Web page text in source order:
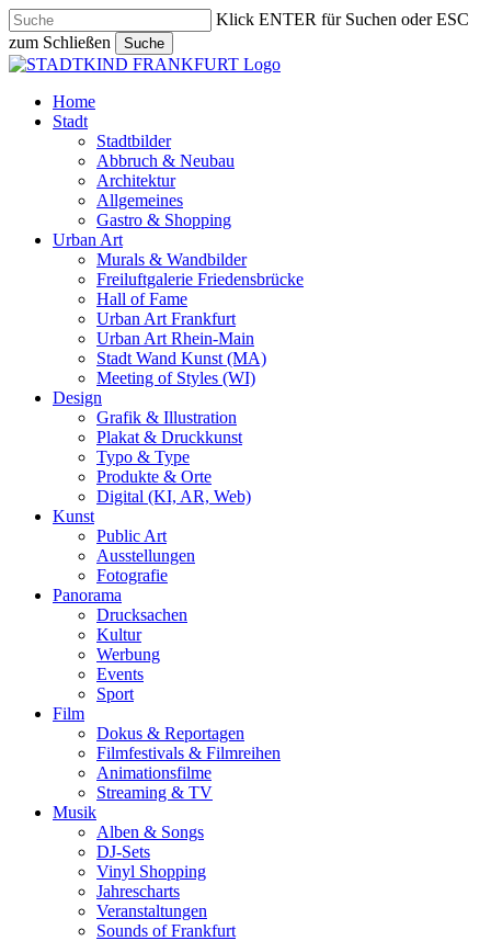
Skip
to
main
content
Klick ENTER für Suchen oder ESC
zum Schließen
Suche
Close
search
Menu
Home
Stadt
Stadtbilder
Abbruch & Neubau
Architektur
Allgemeines
Gastro & Shopping
Urban Art
Murals & Wandbilder
Freiluftgalerie Friedensbrücke
Hall of Fame
Urban Art Frankfurt
Urban Art Rhein-Main
Stadt Wand Kunst (MA)
Meeting of Styles (WI)
Design
Grafik & Illustration
Plakat & Druckkunst
Typo & Type
Produkte & Orte
Digital (KI, AR, Web)
Kunst
Public Art
Ausstellungen
Fotografie
Panorama
Drucksachen
Kultur
Werbung
Events
Sport
Film
Dokus & Reportagen
Filmfestivals & Filmreihen
Animationsfilme
Streaming & TV
Musik
Alben & Songs
DJ-Sets
Vinyl Shopping
Jahrescharts
Veranstaltungen
Sounds of Frankfurt